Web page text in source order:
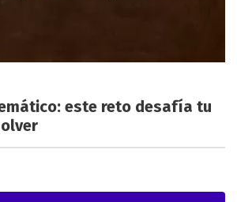
este reto desafía tu